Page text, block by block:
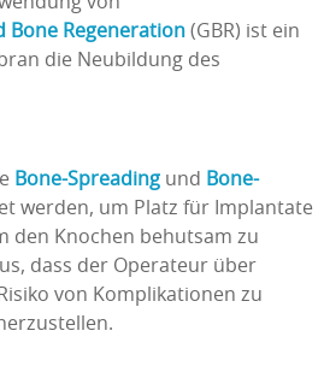
Bone Regeneration (GBR) ist ein
die Neubildung des
Bone-Spreading und
Bone-
werden, um Platz für Implantate
den Knochen behutsam zu
dass der Operateur über
von Komplikationen zu